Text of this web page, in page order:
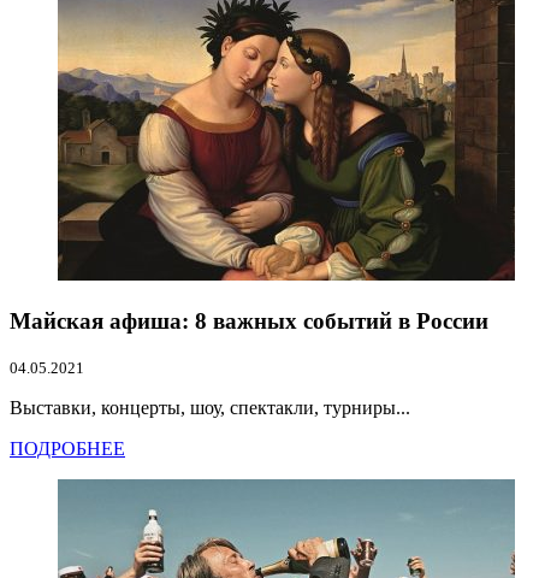
Майская афиша: 8 важных событий в России
04.05.2021
Выставки, концерты, шоу, спектакли, турниры...
ПОДРОБНЕЕ